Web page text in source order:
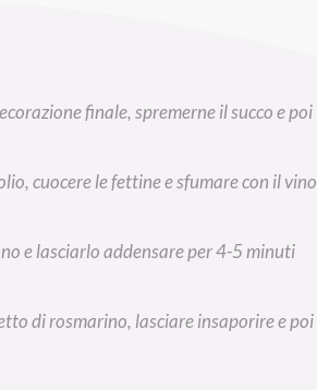
finale, spremerne il succo e poi
cuocere le fettine e sfumare con il vino
e lasciarlo addensare per 4-5 minuti
di rosmarino, lasciare insaporire e poi